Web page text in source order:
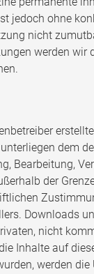
jedoch ohne
nicht
werden wir
dem
Bearbeitung,
der
Downloads
nicht
Inhalte auf
werden die